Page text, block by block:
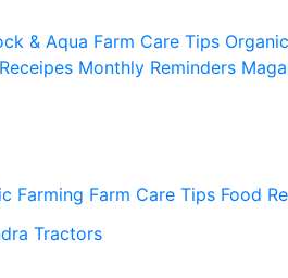
& Aqua Farm Care Tips
Monthly Reminders
Farming Farm Care Tips Food